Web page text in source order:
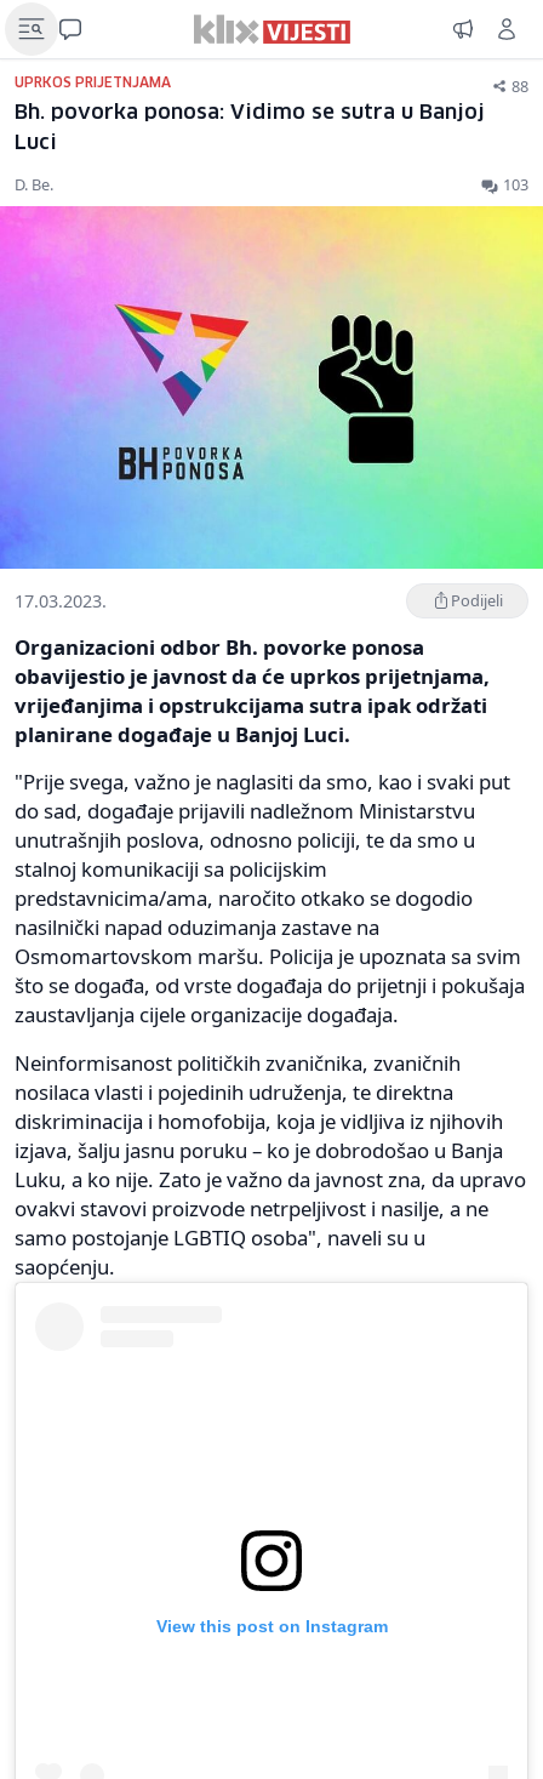
UPRKOS PRIJETNJAMA 88
Bh. povorka ponosa: Vidimo se sutra u Banjoj
Luci
D. Be. 103
17.03.2023. Podijeli
Organizacioni odbor Bh. povorke ponosa
obavijestio je javnost da će uprkos prijetnjama,
vrijeđanjima i opstrukcijama sutra ipak održati
planirane događaje u Banjoj Luci.
"Prije svega, važno je naglasiti da smo, kao i svaki put
do sad, događaje prijavili nadležnom Ministarstvu
unutrašnjih poslova, odnosno policiji, te da smo u
stalnoj komunikaciji sa policijskim
predstavnicima/ama, naročito otkako se dogodio
nasilnički napad oduzimanja zastave na
Osmomartovskom maršu. Policija je upoznata sa svim
što se događa, od vrste događaja do prijetnji i pokušaja
zaustavljanja cijele organizacije događaja.
Neinformisanost političkih zvaničnika, zvaničnih
nosilaca vlasti i pojedinih udruženja, te direktna
diskriminacija i homofobija, koja je vidljiva iz njihovih
izjava, šalju jasnu poruku – ko je dobrodošao u Banja
Luku, a ko nije. Zato je važno da javnost zna, da upravo
ovakvi stavovi proizvode netrpeljivost i nasilje, a ne
samo postojanje LGBTIQ osoba", naveli su u
saopćenju.
View this post on Instagram